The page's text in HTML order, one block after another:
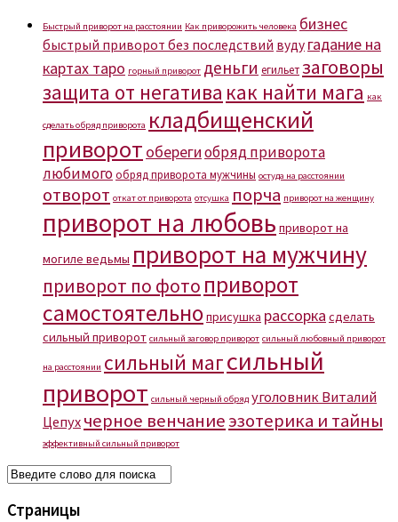
Быстрый приворот на расстоянии Как приворожить человека бизнес
быстрый приворот без последствий вуду гадание на
картах таро горный приворот деньги егильетзаговоры
защита от негатива как найти мага как
сделать обряд приворота кладбищенский
приворот оберегиобряд приворота
любимогообряд приворота мужчины остуда на расстоянии
отворот откат от приворота отсушка порча приворот на женщину
приворот на любовь приворот на
могиле ведьмы приворот на мужчину
приворот по фото приворот
самостоятельноприсушка рассорка сделать
сильный приворот сильный заговор приворот сильный любовный приворот
на расстоянии сильный магсильный
приворот сильный черный обряд уголовник Виталий
Цепух черное венчаниеэзотерика и тайны
эффективный сильный приворот
Страницы